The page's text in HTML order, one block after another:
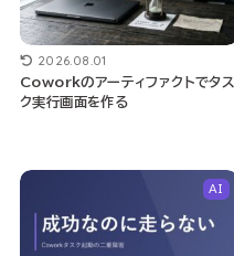
2026.08.01
Coworkのアーティファクトでタス
ク実行画面を作る
AI